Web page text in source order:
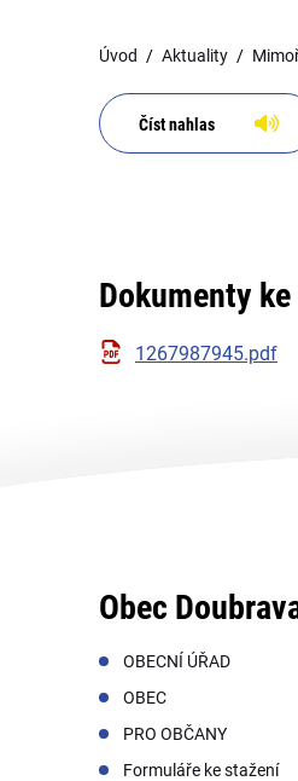
Úvod Aktuality
Číst nahlas
Dokumenty
1267987945.pdf
Obec
OBECNÍ ÚŘAD
OBEC
PRO OBČANY
Formuláře ke stažení